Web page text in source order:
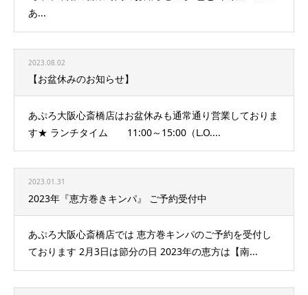
あ...
2023.08.02
【お盆休みのお知らせ】
あぷろ大阪心斎橋店はお盆休みも通常通り営業しておりま
す★ ランチタイム 11:00～15:00（L.O....
2023.01.31
2023年『恵方巻きキンパ』 ご予約受付中
あぷろ大阪心斎橋店では 恵方巻キンパのご予約を受付し
ております 2月3日は節分の日 2023年の恵方は【南...